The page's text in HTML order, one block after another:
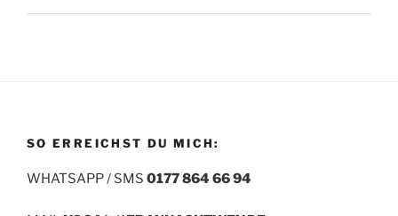
SO ERREICHST DU MICH:
WHATSAPP / SMS 0177 864 66 94